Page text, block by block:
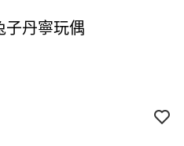
子丹寧玩偶